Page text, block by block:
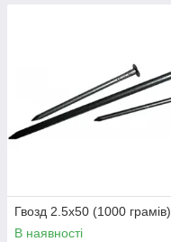
Гвозд 2.5х50 (1000 грамів)
В наявності